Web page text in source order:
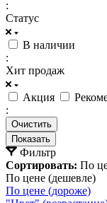
:
Статус
В наличии
:
Хит продаж
Акция
:
Очистить
Фильтр
Сортировать: По
По цене (дешевле)
По цене (дороже)